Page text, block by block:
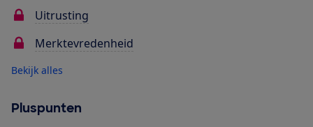
Uitrusting
Merktevredenheid
Bekijk alles
Pluspunten